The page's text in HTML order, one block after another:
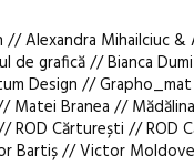
Alexandra Mihailciuc
de grafică // Bianca
Design //
Matei Branea //
ROD Cărturești //
Bartiș // Victor